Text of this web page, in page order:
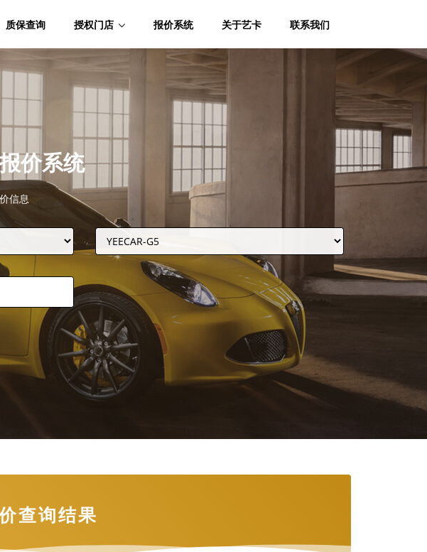
质保查询 授权门店 报价系统 关于艺卡 联系我们
价系统
信息
查询结果